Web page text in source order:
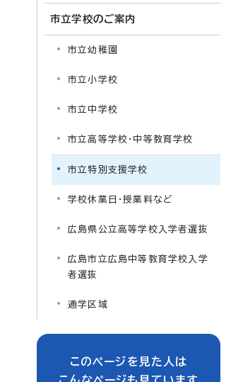
市立学校のご案内
市立幼稚園
市立小学校
市立中学校
市立高等学校・中等教育学校
市立特別支援学校
学校休業日・授業料など
広島県公立高等学校入学者選抜
広島市立広島中等教育学校入学
者選抜
通学区域
このページを見た人は